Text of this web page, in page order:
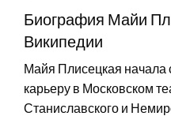
Биография Майи
Википедии
Майя Плисецкая начала
карьеру в Московском
Станиславского и